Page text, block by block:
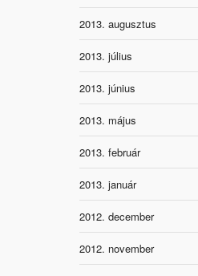
2013. augusztus
2013. július
2013. június
2013. május
2013. február
2013. január
2012. december
2012. november